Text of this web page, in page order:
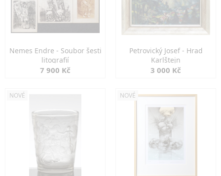
Nemes Endre - Soubor šesti
litografií
7 900 Kč
Petrovický Josef - Hrad
Karlštejn
3 000 Kč
NOVÉ NOVÉ